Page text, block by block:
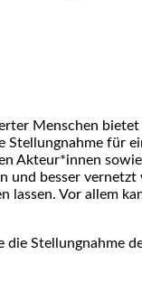
Menschen
für
Akteur*innen
und besser
lassen. Vor allem
Stellungnahme